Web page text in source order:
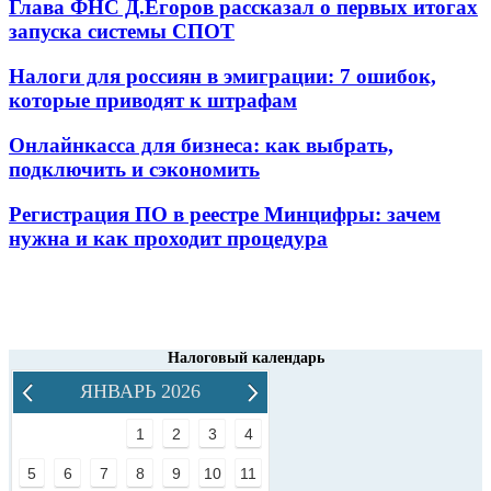
Глава ФНС Д.Егоров рассказал о первых итогах
запуска системы СПОТ
Налоги для россиян в эмиграции: 7 ошибок,
которые приводят к штрафам
Онлайнкасса для бизнеса: как выбрать,
подключить и сэкономить
Регистрация ПО в реестре Минцифры: зачем
нужна и как проходит процедура
Налоговый календарь
ЯНВАРЬ 2026
1 2 3 4
5 6 7 8 9 10 11